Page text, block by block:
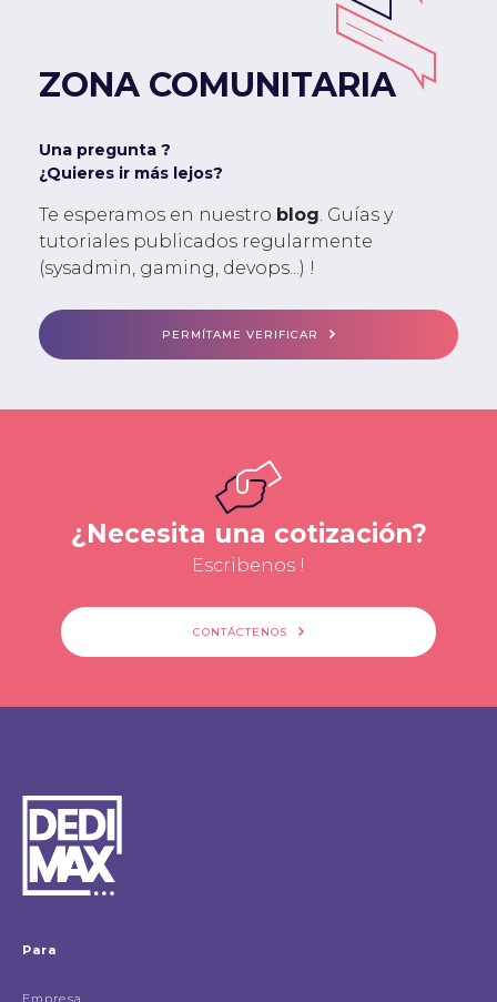
ZONA COMUNITARIA
Una pregunta ?
¿Quieres ir más lejos?
Te esperamos en nuestro blog . Guías y
tutoriales publicados regularmente
(sysadmin, gaming, devops...) !
PERMÍTAME VERIFICAR
¿Necesita una cotización?
Escribenos !
CONTÁCTENOS
Para
Empresa